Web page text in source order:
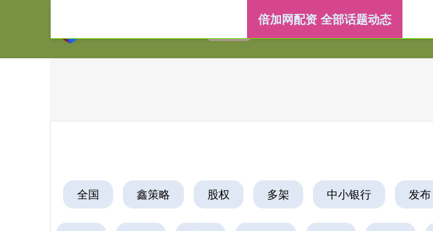
倍加网配资 股票配资公司
倍加网配资 全部话题动态
全国 鑫策略 股权 多架 中小银行 发布